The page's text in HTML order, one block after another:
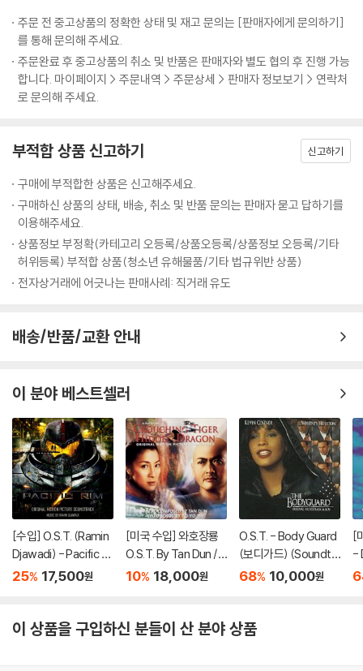
주문 전 중고상품의 정확한 상태 및 재고 문의는 [판매자에게 문의하기]
를 통해 문의해 주세요.
주문완료 후 중고상품의 취소 및 반품은 판매자와 별도 협의 후 진행 가능
합니다. 마이페이지 > 주문내역 > 주문상세 > 판매자 정보보기 > 연락처
로 문의해 주세요.
부적합 상품 신고하기 신고하기
구매에 부적합한 상품은 신고해주세요.
구매하신 상품의 상태, 배송, 취소 및 반품 문의는 판매자 묻고 답하기를
이용해주세요.
상품정보 부정확(카테고리 오등록/상품오등록/상품정보 오등록/기타
허위등록) 부적합 상품(청소년 유해물품/기타 법규위반 상품)
전자상거래에 어긋나는 판매사례: 직거래 유도
배송/반품/교환 안내
이 분야 베스트셀러
[수입] O.S.T. (Ramin
Djawadi) - Pacific Ri
m (퍼시픽 림) (Scor
25% 17,500원
[미국 수입] 와호장룡
O.S.T. By Tan Dun / Y
o-Yo Ma - Crouchin
10% 18,000원
O.S.T. - Body Guard
(보디가드) (Soundtr
ack)(CD)
68% 10,000원
[
-
이 상품을 구입하신 분들이 산 분야 상품